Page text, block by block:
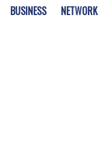
BUSINESS NETWORK